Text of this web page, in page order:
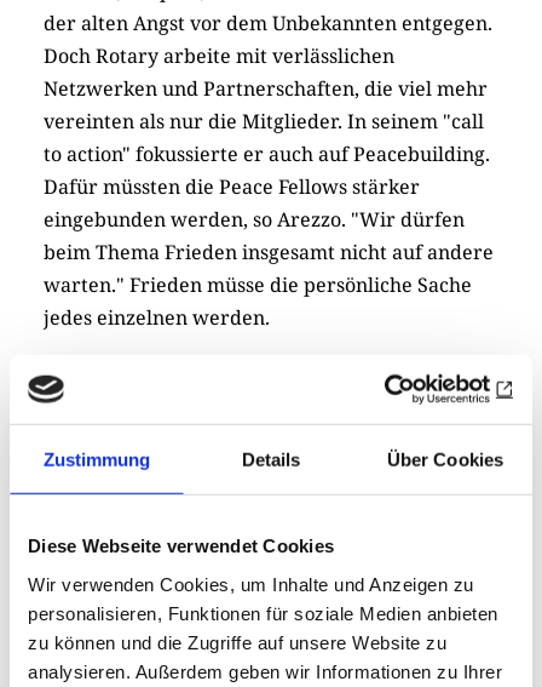
Zustimmung Details Über Cookies
Diese Webseite verwendet Cookies
Wir verwenden Cookies, um Inhalte und Anzeigen zu
personalisieren, Funktionen für soziale Medien anbieten
zu können und die Zugriffe auf unsere Website zu
analysieren. Außerdem geben wir Informationen zu Ihrer
der alten Angst vor dem Unbekannten entgegen.
Doch Rotary arbeite mit verlässlichen
Netzwerken und Partnerschaften, die viel mehr
vereinten als nur die Mitglieder. In seinem "call
to action" fokussierte er auch auf Peacebuilding.
Dafür müssten die Peace Fellows stärker
eingebunden werden, so Arezzo. "Wir dürfen
beim Thema Frieden insgesamt nicht auf andere
warten." Frieden müsse die persönliche Sache
jedes einzelnen werden.
Der Nachmittag drehte sich vor allem um das
Thema Visionen. "In Rotary ideas don't stay
rotarisches Tun. Das zeige auch die Foundation,
Samenkorn gelegt habe - hin zu
Rotary Foundation setze inzwischen die Basis für
den fast zu Ende gekämpften Kampf gegen Polio,
an dem eine Vision hänge, die mit Vision und